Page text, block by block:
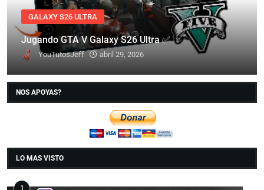
GALAXY S26 ULTRA
Jugando GTA V Galaxy S26 Ultra ✅
YouTutosJeff abril 29, 2026
NOS APOYAS?
LO MAS VISTO